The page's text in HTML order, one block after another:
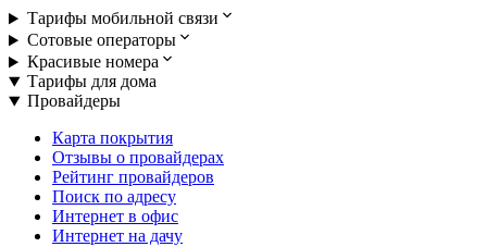
Тарифы мобильной связи
Сотовые операторы
Красивые номера
Тарифы для дома
Провайдеры
Карта покрытия
Отзывы о провайдерах
Рейтинг провайдеров
Поиск по адресу
Интернет в офис
Интернет на дачу